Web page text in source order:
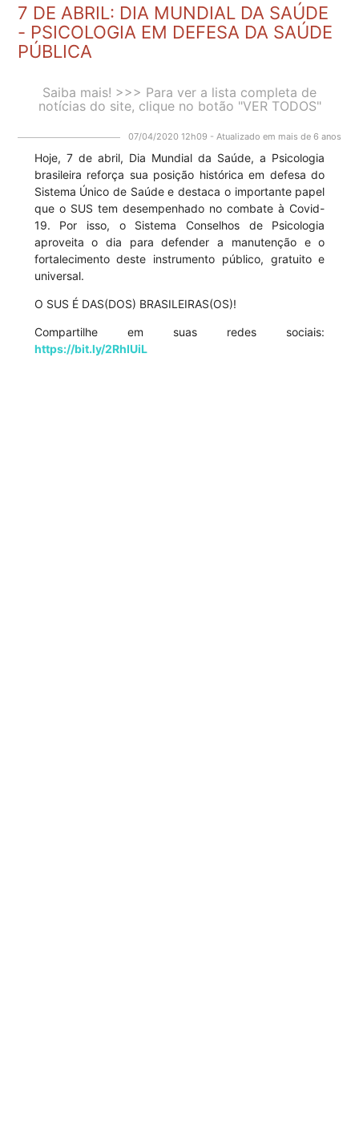
7 DE ABRIL: DIA MUNDIAL DA SAÚDE
- PSICOLOGIA EM DEFESA DA SAÚDE
PÚBLICA
Saiba mais! >>> Para ver a lista completa de
notícias do site, clique no botão "VER TODOS"
07/04/2020 12h09 - Atualizado em mais de 6 anos
Hoje, 7 de abril, Dia Mundial da Saúde, a Psicologia
brasileira reforça sua posição histórica em defesa do
Sistema Único de Saúde e destaca o importante papel
que o SUS tem desempenhado no combate à Covid-
19. Por isso, o Sistema Conselhos de Psicologia
aproveita o dia para defender a manutenção e o
fortalecimento deste instrumento público, gratuito e
universal.
O SUS É DAS(DOS) BRASILEIRAS(OS)!
Compartilhe em suas redes sociais:
https://bit.ly/2RhIUiL